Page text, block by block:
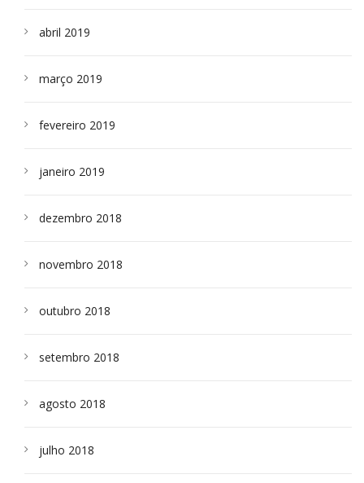
abril 2019
março 2019
fevereiro 2019
janeiro 2019
dezembro 2018
novembro 2018
outubro 2018
setembro 2018
agosto 2018
julho 2018